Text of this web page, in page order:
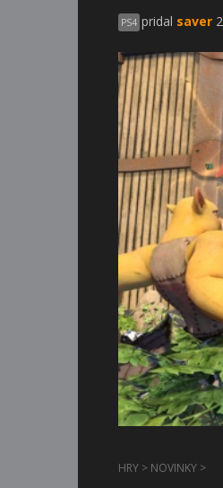
PS4 pridal saver
HRY > NOVINKY >